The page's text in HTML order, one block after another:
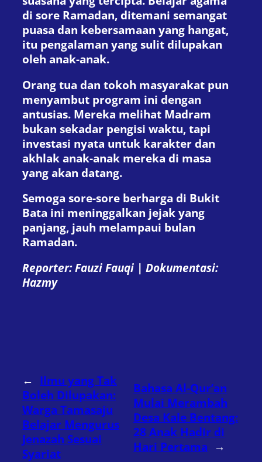
di sore Ramadan, ditemani semangat
puasa dan kebersamaan yang hangat,
itu pengalaman yang sulit dilupakan
oleh anak-anak.
Orang tua dan tokoh masyarakat pun
menyambut program ini dengan
antusias. Mereka melihat Madram
bukan sekadar pengisi waktu, tapi
investasi nyata untuk karakter dan
akhlak anak-anak mereka di masa
yang akan datang.
Semoga sore-sore berharga di Bukit
Bata ini meninggalkan jejak yang
panjang, jauh melampaui bulan
Ramadan.
Reporter: Fauzi Fauqi | Dokumentasi:
Hazmy
← Ilmu yang Tak
Boleh Dilupakan:
Warga Tamasaju
Belajar Mengurus
Jenazah Sesuai
Syariat
Bahasa Al-Qur’an
Mulai Merambah
Desa Kale Bentang:
28 Anak Hadir di
Hari Pertama →